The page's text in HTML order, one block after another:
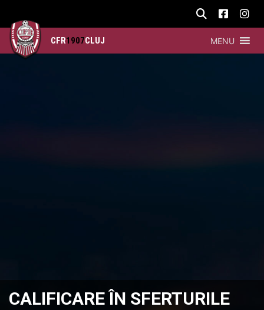
CFR1907CLUJ MENU
CALIFICARE ÎN SFERTURILE